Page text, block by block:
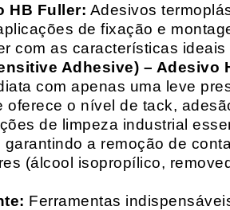
HB Fuller: Adesivos
de fixação e
com as características
Adhesive) – Adesivo
com apenas uma leve
oferece o nível de tack,
de limpeza industrial
a remoção de
(álcool isopropílico,
Ferramentas